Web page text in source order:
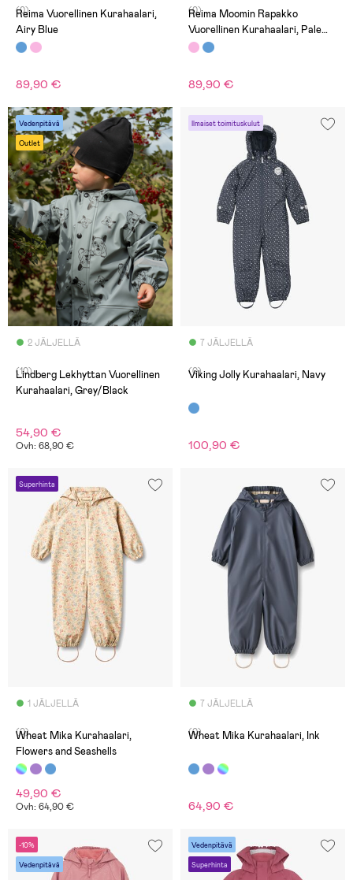
(0)
Reima Vuorellinen Kurahaalari,
Airy Blue
89,90 €
(0)
Reima Moomin Rapakko
Vuorellinen Kurahaalari, Pale
Rose
89,90 €
Vedenpitävä
Outlet
2 JÄLJELLÄ
(10)
Lindberg Lekhyttan Vuorellinen
Kurahaalari, Grey/Black
54,90 €
Ovh: 68,90 €
Ilmaiset toimituskulut
7 JÄLJELLÄ
(0)
Viking Jolly Kurahaalari, Navy
100,90 €
Superhinta
1 JÄLJELLÄ
(0)
Wheat Mika Kurahaalari,
Flowers and Seashells
49,90 €
Ovh: 64,90 €
7 JÄLJELLÄ
(0)
Wheat Mika Kurahaalari, Ink
64,90 €
-10%
Vedenpitävä
Vedenpitävä
Superhinta